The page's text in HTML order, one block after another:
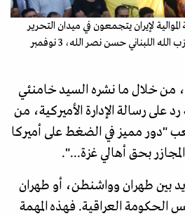
لإيران يتجمعون في ميدان التحرير
ببغداد لمشاهدة خطاب زعيم حزب الله اللبناني حسن نصر الله، 3 نوفمبر
من خلال ما نشره السيد خامنئي
على رسالة الإدارة الأميركية، من
"دور مميز في الضغط على أميركا
بحق أهالي غزة...".
بين طهران وواشنطن، أو طهران
الحكومة العراقية. فهذه المهمة